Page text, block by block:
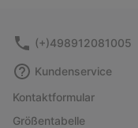
(+)498912081005
Kundenservice
Kontaktformular
Größentabelle